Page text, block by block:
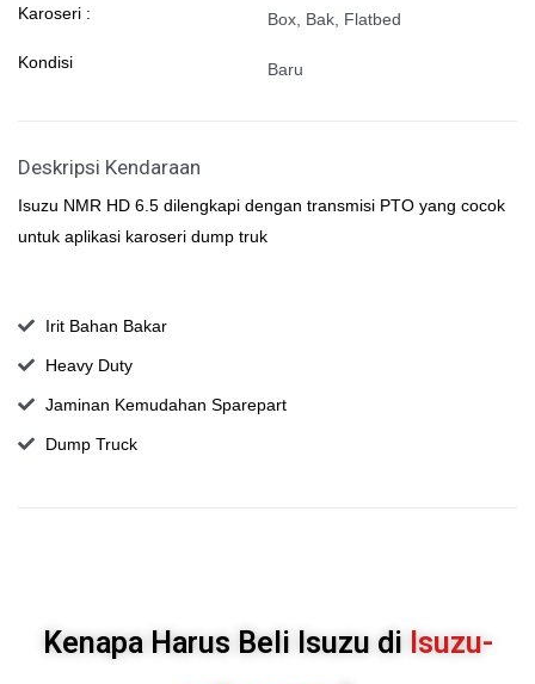
Karoseri :
Kondisi
Box, Bak, Flatbed
Baru
Deskripsi Kendaraan
Isuzu NMR HD 6.5 dilengkapi dengan transmisi PTO yang cocok
untuk aplikasi karoseri dump truk
Irit Bahan Bakar
Heavy Duty
Jaminan Kemudahan Sparepart
Dump Truck
Kenapa Harus Beli Isuzu di Isuzu-